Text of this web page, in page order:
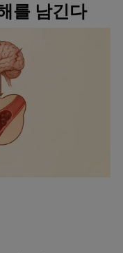
를 남긴다